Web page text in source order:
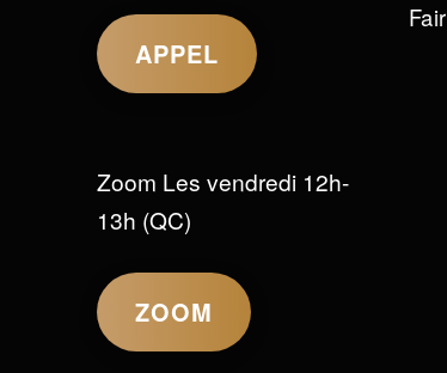
APPEL
Zoom Les vendredi 12h-
13h (QC)
ZOOM